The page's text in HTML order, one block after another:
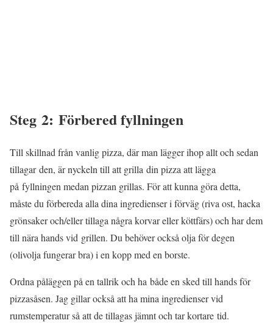
Steg 2: Förbered fyllningen
Till skillnad från vanlig pizza, där man lägger ihop allt och sedan
tillagar den, är nyckeln till att grilla din pizza att lägga
på fyllningen medan pizzan grillas. För att kunna göra detta,
måste du förbereda alla dina ingredienser i förväg (riva ost, hacka
grönsaker och/eller tillaga några korvar eller köttfärs) och har dem
till nära hands vid grillen. Du behöver också olja för degen
(olivolja fungerar bra) i en kopp med en borste.
Ordna påläggen på en tallrik och ha både en sked till hands för
pizzasåsen. Jag gillar också att ha mina ingredienser vid
rumstemperatur så att de tillagas jämnt och tar kortare tid.